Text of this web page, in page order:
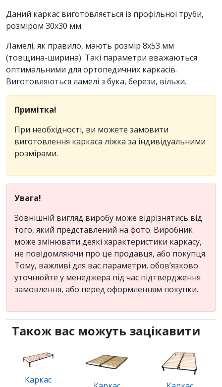
Даний каркас виготовляється із профільної труби,
розміром 30х30 мм.
Ламелі, як правило, мають розмір 8x53 мм
(товщина-ширина). Такі параметри вважаються
оптимальними для ортопедичних каркасів.
Виготовляються ламелі з бука, берези, вільхи.
Примітка!
При необхідності, ви можете замовити
виготовлення каркаса ліжка за індивідуальними
розмірами.
Увага!
Зовнішній вигляд виробу може відрізнятись від
того, який представлений на фото. Виробник
може змінювати деякі характеристики каркасу,
не повідомляючи про це продавця, або покупця.
Тому, важливі для вас параметри, обов’язково
уточнюйте у менеджера під час підтвердження
замовлення, або перед оформленням покупки.
Також вас можуть зацікавити
Каркас